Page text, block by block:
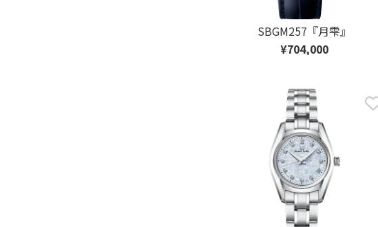
SBGM257『月雫』
¥704,000